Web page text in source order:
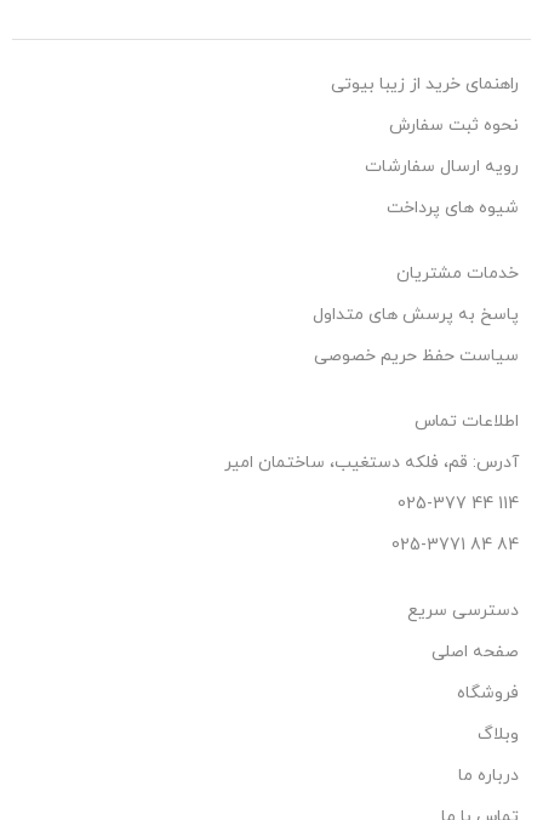
راهنمای خرید از زیبا بیوتی
نحوه ثبت سفارش
رویه ارسال سفارشات
شیوه های پرداخت
خدمات مشتریان
پاسخ به پرسش های متداول
سیاست حفظ حریم خصوصی
اطلاعات تماس
آدرس: قم، فلکه دستغیب، ساختمان امیر
114 44 025-377
84 84 025-3771
دسترسی سریع
صفحه اصلی
فروشگاه
وبلاگ
درباره ما